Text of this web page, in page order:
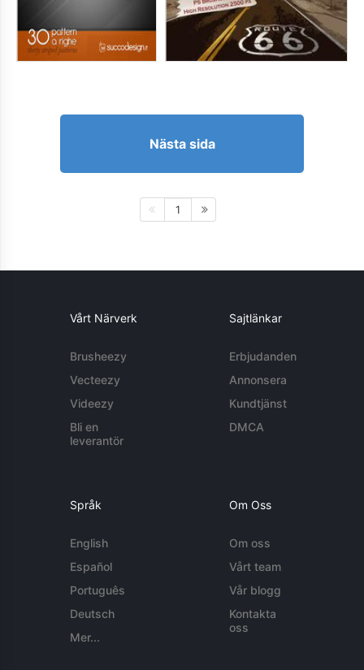
Nästa sida
1
Vårt Närverk
Brusheezy
Vecteezy
Videezy
Bli en
leverantör
Sajtlänkar
Erbjudanden
Annonsera
Kundtjänst
DMCA
Språk
English
Español
Português
Deutsch
Mer...
Om Oss
Om oss
Vårt team
Vår blogg
Kontakta
oss